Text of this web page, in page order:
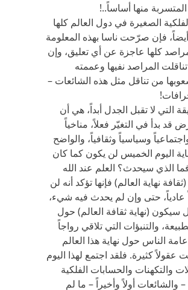
منها أساساً..!
الصغيرة في دول العالم كلها
فإن صرّحت ناسا بهذه المعلومة
كلها عاجزة عن أي تعليق، وإن
المراصد نفيها وعممته
من تناقل مثل هذه الشائعات –
التي لا تقبل الجدل أبداً، هي أن
قد بدأ في التغيّر فعلاً، مناخياً
وسياسياً وثقافياً، والواضح
اليوم الخميس لن يكون كما كان
الذي سيحدث؟ العلم عند الله
نهاية العالم) فإنها تؤكد أنه لن
عادياً، حتى وإن لم يحدث فيه شيء،
سيكون (نهاية ثقافة العالم) حول
والتنبؤات التي تلاقي رواجاً
الناس حول نهاية هذا العالم
عقولاً كثيرة. فلقد اجتمع لهذا اليوم
والتكهنات والحسابات الفلكية
– والشائعات أولاً وأخيراً – ما لم